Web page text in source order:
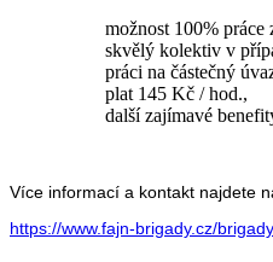
možnost 100% práce
skvělý kolektiv v
práci na částečný
plat 145 Kč / hod.,
další zajímavé
Více informací a kontakt najdete
https://www.fajn-brigady.cz/